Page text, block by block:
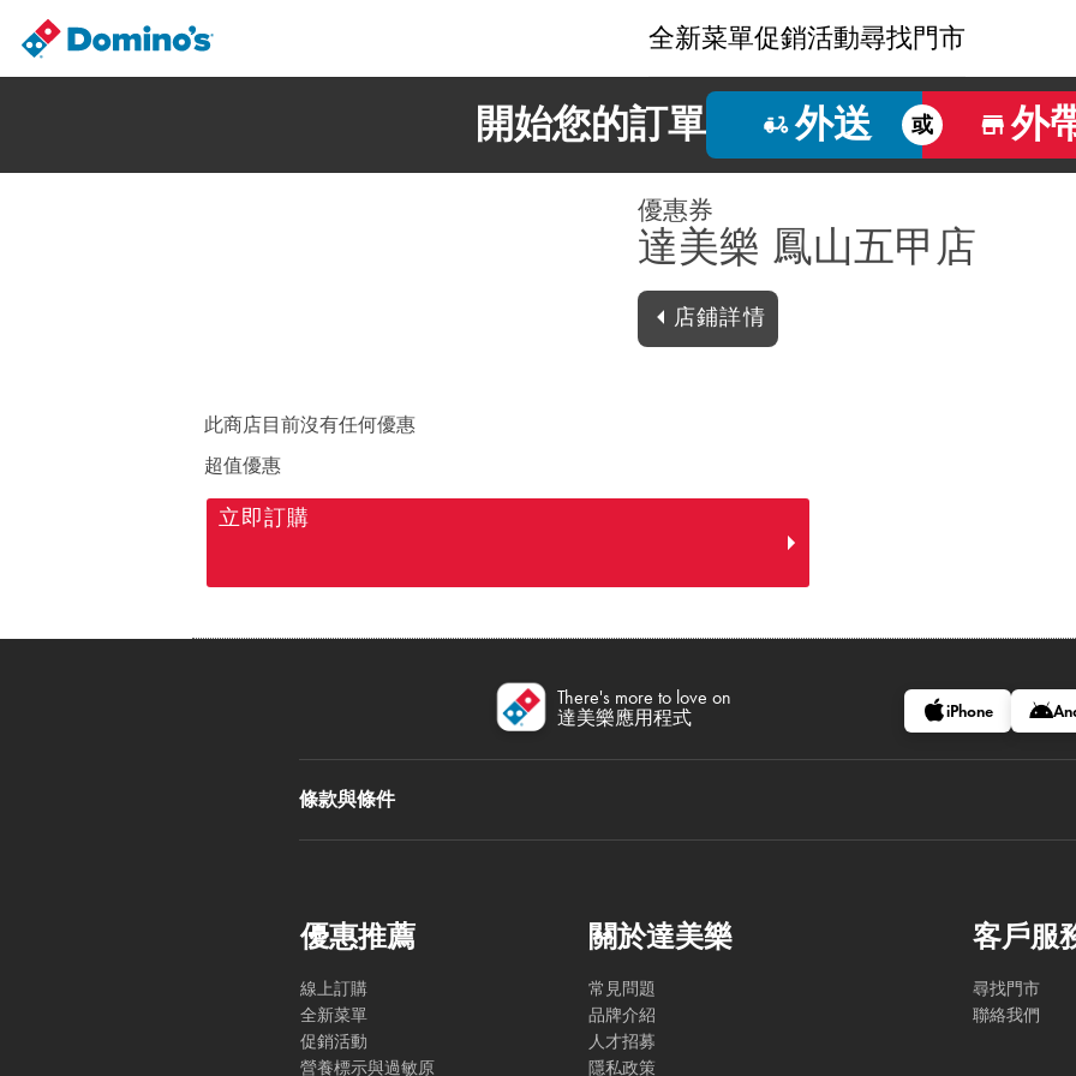
全新菜單促銷活動尋找門市
開始您的訂單 外送 或 外
優惠券
達美樂 鳳山五甲店
店鋪詳情
此商店目前沒有任何優惠
超值優惠
立即訂購
There's more to love on
達美樂應用程式
iPhone
條款與條件
優惠推薦
線上訂購
全新菜單
促銷活動
營養標示與過敏原
關於達美樂
常見問題
品牌介紹
人才招募
隱私政策
客戶服
尋找門市
聯絡我們